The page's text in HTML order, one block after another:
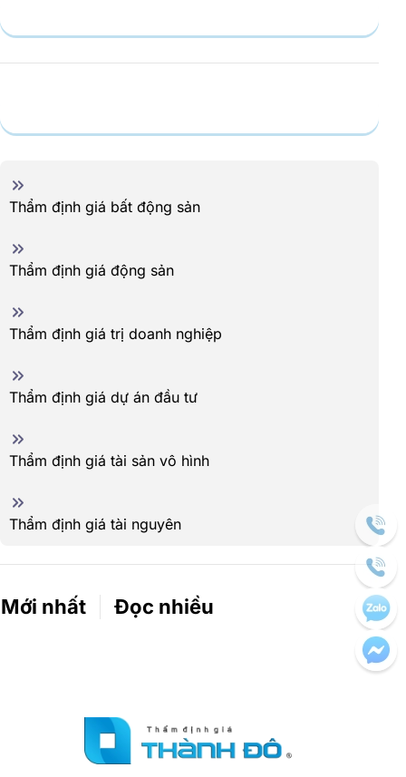
Thẩm định giá bất động sản
Thẩm định giá động sản
Thẩm định giá trị doanh nghiệp
Thẩm định giá dự án đầu tư
Thẩm định giá tài sản vô hình
Thẩm định giá tài nguyên
Mới nhất Đọc nhiều